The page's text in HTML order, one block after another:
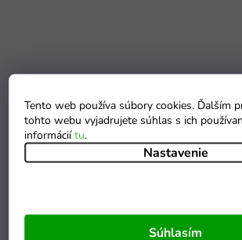
Tento web používa súbory cookies. Ďalším
tohto webu vyjadrujete súhlas s ich
informáciítu.
Nastavenie
Súhlasím